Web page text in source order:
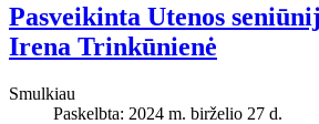
Pasveikinta Utenos
Irena Trinkūnienė
Smulkiau
Paskelbta: 2024 m. birželio 27 d.